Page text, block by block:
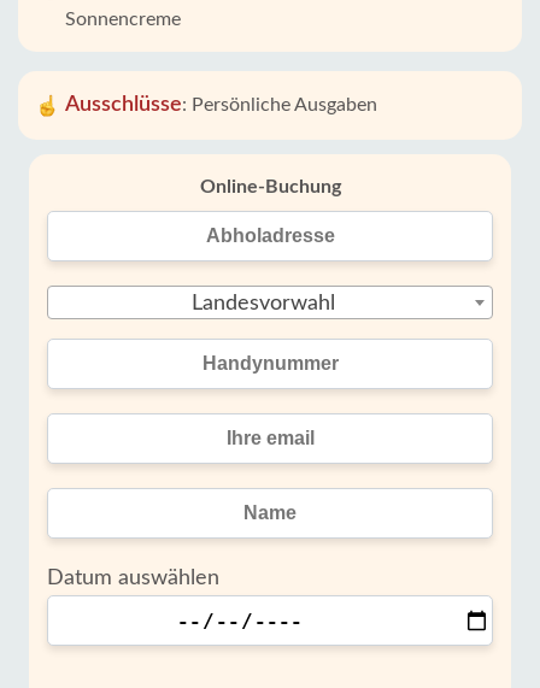
Sonnencreme
Ausschlüsse: Persönliche Ausgaben
Online-Buchung
Landesvorwahl
Datum auswählen